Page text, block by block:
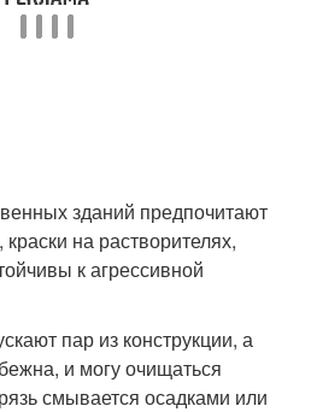
зданий предпочитают
на растворителях,
к агрессивной
пар из конструкции, а
и могу очищаться
смывается осадками или